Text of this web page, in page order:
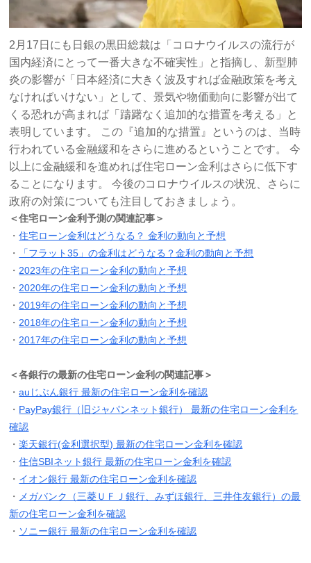
2月17日にも日銀の黒田総裁は「コロナウイルスの流行が
国内経済にとって一番大きな不確実性」と指摘し、新型肺
炎の影響が「日本経済に大きく波及すれば金融政策を考え
なければいけない」として、景気や物価動向に影響が出て
くる恐れが高まれば「躊躇なく追加的な措置を考える」と
表明しています。 この『追加的な措置』というのは、当時
行われている金融緩和をさらに進めるということです。 今
以上に金融緩和を進めれば住宅ローン金利はさらに低下す
ることになります。 今後のコロナウイルスの状況、さらに
政府の対策についても注目しておきましょう。
＜住宅ローン金利予測の関連記事＞
・住宅ローン金利はどうなる？ 金利の動向と予想
・
「フラット35」の金利はどうなる？金利の動向と予想
・2023年の住宅ローン金利の動向と予想
・2020年の住宅ローン金利の動向と予想
・2019年の住宅ローン金利の動向と予想
・2018年の住宅ローン金利の動向と予想
・2017年の住宅ローン金利の動向と予想
＜各銀行の最新の住宅ローン金利の関連記事＞
・auじぶん銀行 最新の住宅ローン金利を確認
・ PayPay銀行（旧ジャパンネット銀行） 最新の住宅ローン金利を
確認
・楽天銀行(金利選択型) 最新の住宅ローン金利を確認
・住信SBIネット銀行 最新の住宅ローン金利を確認
・ イオン銀行 最新の住宅ローン金利を確認
・ メガバンク（三菱ＵＦＪ銀行、みずほ銀行、三井住友銀行）の最
新の住宅ローン金利を確認
・ ソニー銀行 最新の住宅ローン金利を確認